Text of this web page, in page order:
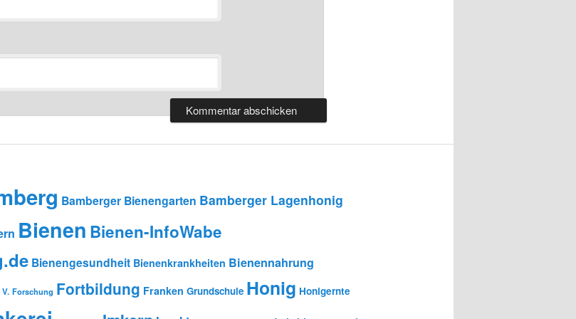
Bamberger Bienengarten Bamberger Lagenhonig
Bienen Bienen-InfoWabe
Bienengesundheit Bienenkrankheiten Bienennahrung
Forschung Fortbildung Franken Grundschule Honig Honigernte